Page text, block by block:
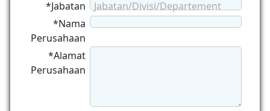
*Jabatan
Jabatan/Divisi/Departement
*Nama
Perusahaan
*Alamat
Perusahaan